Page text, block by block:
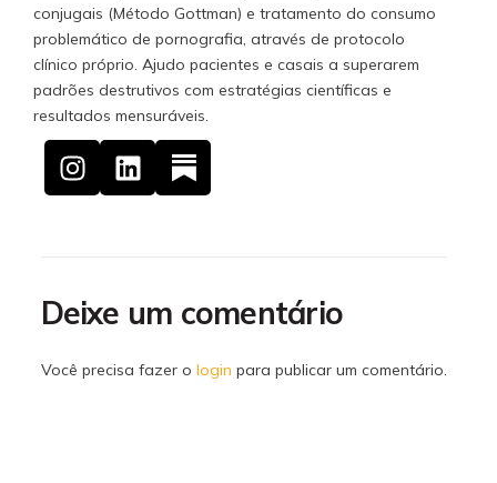
conjugais (Método Gottman) e tratamento do consumo
problemático de pornografia, através de protocolo
clínico próprio. Ajudo pacientes e casais a superarem
padrões destrutivos com estratégias científicas e
resultados mensuráveis.
Deixe um comentário
Você precisa fazer o login para publicar um comentário.